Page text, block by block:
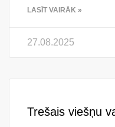
LASĪT VAIRĀK »
27.08.2025
Trešais viešņu